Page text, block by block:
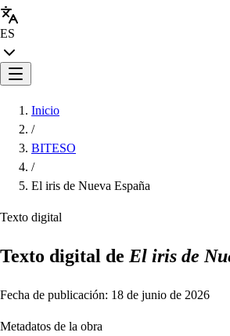
ES
Inicio
/
BITESO
/
El iris de Nueva España
Texto digital
Texto digital de El iris de
Fecha de publicación: 18 de junio de 2026
Metadatos de la obra